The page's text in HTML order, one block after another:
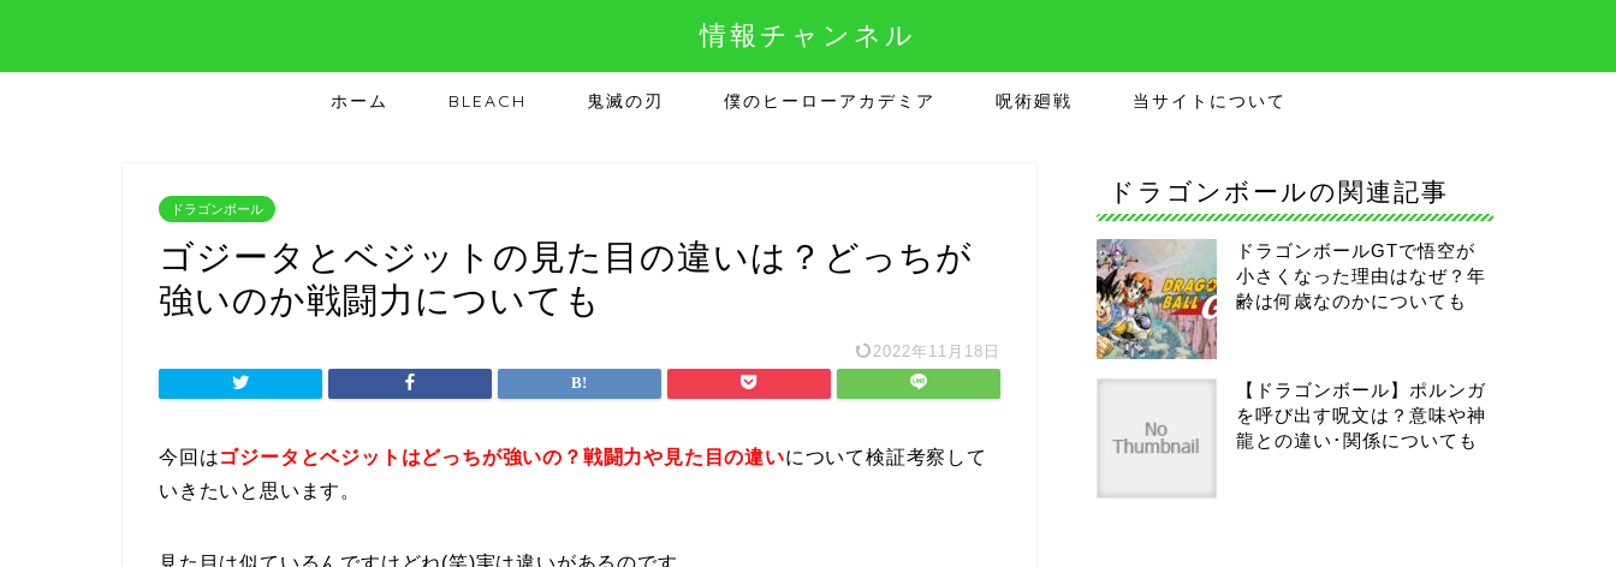
情報チャンネル
ホーム BLEACH 鬼滅の刃 僕のヒーローアカデミア 呪術廻戦 当サイトについて
ドラゴンボール
ゴジータとベジットの見た目の違いは？どっちが
強いのか戦闘力についても
2022年11月18日
今回はゴジータとベジットはどっちが強いの？戦闘力や見た目の違いについて検証考察して
いきたいと思います。
見た目は似ているんですけどね(笑)実は違いがあるのです。
ドラゴンボールの関連記事
ドラゴンボールGTで悟空が
小さくなった理由はなぜ？年
齢は何歳なのかについても
【ドラゴンボール】ポルンガ
を呼び出す呪文は？意味や神
龍との違い･関係についても